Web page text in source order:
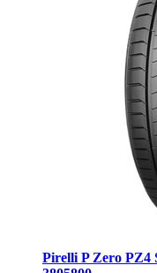
Pirelli P Zero PZ4